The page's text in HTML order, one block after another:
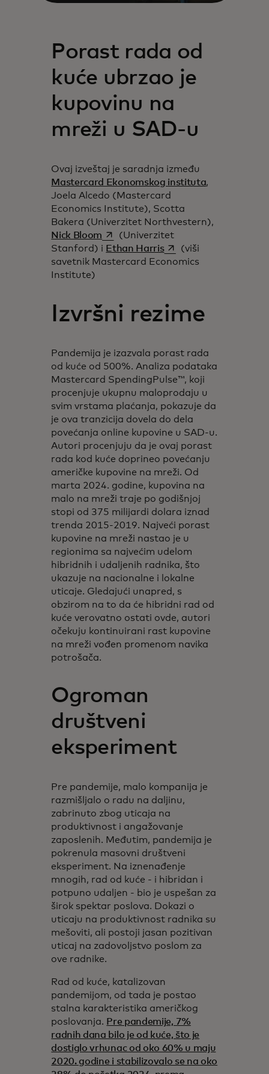
Porast rada od
kuće ubrzao je
kupovinu na
mreži u SAD-u
Ovaj izveštaj je saradnja između
Mastercard Ekonomskog instituta,
Joela Alcedo (Mastercard
Economics Institute), Scotta
Bakera (Univerzitet Northvestern),
Nick Bloom opens in a new tab
(Univerzitet
Stanford) i Ethan Harrisopens in a new tab
(viši
savetnik Mastercard Economics
Institute)
Izvršni rezime
Pandemija je izazvala porast rada
od kuće od 500%. Analiza podataka
Mastercard SpendingPulse™, koji
procenjuje ukupnu maloprodaju u
svim vrstama plaćanja, pokazuje da
je ova tranzicija dovela do dela
povećanja online kupovine u SAD-u.
Autori procenjuju da je ovaj porast
rada kod kuće doprineo povećanju
američke kupovine na mreži. Od
marta 2024. godine, kupovina na
malo na mreži traje po godišnjoj
stopi od 375 milijardi dolara iznad
trenda 2015-2019. Najveći porast
kupovine na mreži nastao je u
regionima sa najvećim udelom
hibridnih i udaljenih radnika, što
ukazuje na nacionalne i lokalne
uticaje. Gledajući unapred, s
obzirom na to da će hibridni rad od
kuće verovatno ostati ovde, autori
očekuju kontinuirani rast kupovine
na mreži vođen promenom navika
potrošača.
Ogroman
društveni
eksperiment
Pre pandemije, malo kompanija je
razmišljalo o radu na daljinu,
zabrinuto zbog uticaja na
produktivnost i angažovanje
zaposlenih. Međutim, pandemija je
pokrenula masovni društveni
eksperiment. Na iznenađenje
mnogih, rad od kuće - i hibridan i
potpuno udaljen - bio je uspešan za
širok spektar poslova. Dokazi o
uticaju na produktivnost radnika su
mešoviti, ali postoji jasan pozitivan
uticaj na zadovoljstvo poslom za
ove radnike.
Rad od kuće, katalizovan
pandemijom, od tada je postao
stalna karakteristika američkog
poslovanja. Pre pandemije, 7%
radnih dana bilo je od kuće, što je
dostiglo vrhunac od oko 60% u maju
2020. godine i stabilizovalo se na oko